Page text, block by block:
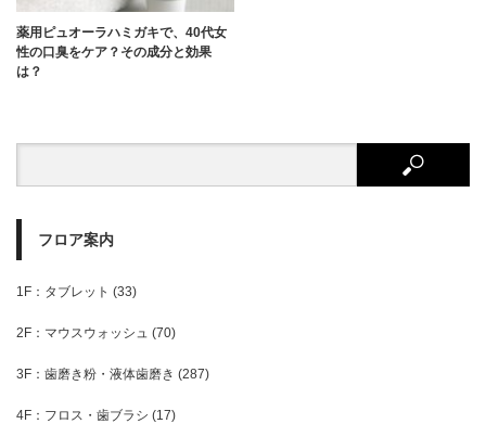
薬用ピュオーラハミガキで、40代女
性の口臭をケア？その成分と効果
は？
フロア案内
1F：タブレット (33)
2F：マウスウォッシュ (70)
3F：歯磨き粉・液体歯磨き (287)
4F：フロス・歯ブラシ (17)